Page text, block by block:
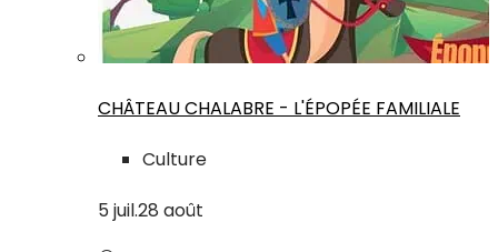
CHÂTEAU CHALABRE - L'ÉPOPÉE FAMILIALE
Culture
5 juil.28 août